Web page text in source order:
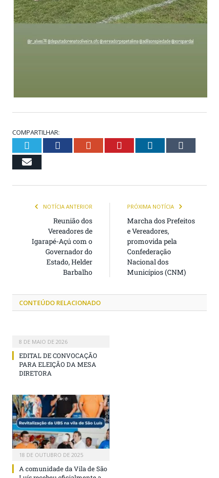
COMPARTILHAR:
TwitterFacebookGoogle+Pinterest
LinkedIn
Email
NOTÍCIA ANTERIOR
Reunião dos
Vereadores de
Igarapé-Açú com o
Governador do
Estado, Helder
Barbalho
PRÓXIMA NOTÍCIA
Marcha dos Prefeitos
e Vereadores,
promovida pela
Confederação
Nacional dos
Municípios (CNM)
CONTEÚDO RELACIONADO
8 DE MAIO DE 2026
EDITAL DE CONVOCAÇÃO
PARA ELEIÇÃO DA MESA
DIRETORA
18 DE OUTUBRO DE 2025
A comunidade da Vila de São